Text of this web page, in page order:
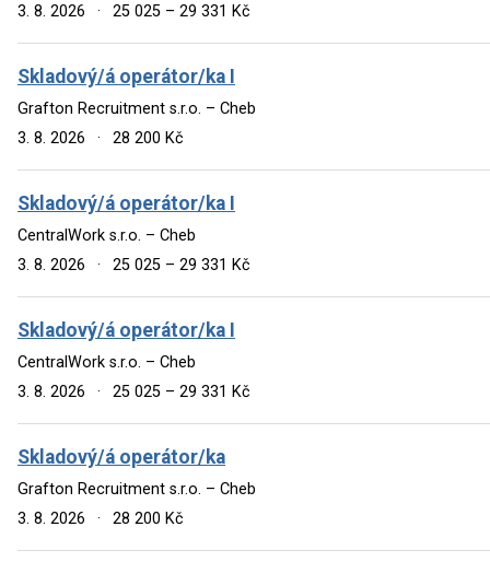
3. 8. 2026
· 25 025 – 29 331 Kč
Skladový/á operátor/ka I
Grafton Recruitment s.r.o. – Cheb
3. 8. 2026
· 28 200 Kč
Skladový/á operátor/ka I
CentralWork s.r.o. – Cheb
3. 8. 2026
· 25 025 – 29 331 Kč
Skladový/á operátor/ka I
CentralWork s.r.o. – Cheb
3. 8. 2026
· 25 025 – 29 331 Kč
Skladový/á operátor/ka
Grafton Recruitment s.r.o. – Cheb
3. 8. 2026
· 28 200 Kč